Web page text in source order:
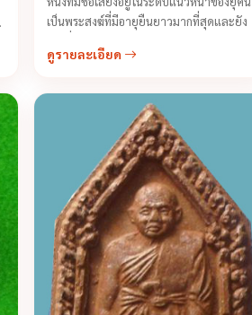
เป็นพระสงฆ์ที่มีอายุยืนยาวมากที่สุดและยัง
พระนครศรีอยุธยาและชาวจังหวัดใกล้เคียง
วัตถุมงคลตามวัดต่างๆ ...
ดูรายละเอียด